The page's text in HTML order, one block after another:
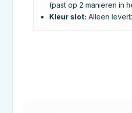
(past op 2 manieren in
Kleur slot: Alleen